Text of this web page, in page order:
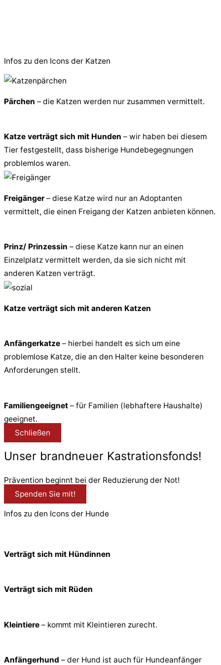
Infos zu den Icons der Katzen
Pärchen – die Katzen werden nur zusammen vermittelt.
Katze verträgt sich mit Hunden – wir haben bei diesem
Tier festgestellt, dass bisherige Hundebegegnungen
problemlos waren.
Freigänger – diese Katze wird nur an Adoptanten
vermittelt, die einen Freigang der Katzen anbieten können.
Prinz/ Prinzessin – diese Katze kann nur an einen
Einzelplatz vermittelt werden, da sie sich nicht mit
anderen Katzen verträgt.
Katze verträgt sich mit anderen Katzen
Anfängerkatze – hierbei handelt es sich um eine
problemlose Katze, die an den Halter keine besonderen
Anforderungen stellt.
Familiengeeignet – für Familien (lebhaftere Haushalte)
geeignet.
Schließen
Unser brandneuer Kastrationsfonds!
Prävention beginnt bei der Reduzierung der Not!
Spenden Sie mit!
Infos zu den Icons der Hunde
Verträgt sich mit Hündinnen
Verträgt sich mit Rüden
Kleintiere – kommt mit Kleintieren zurecht.
Anfängerhund – der Hund ist auch für Hundeanfänger